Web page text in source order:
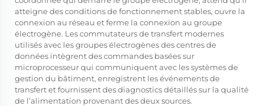
atteigne des conditions de fonctionnement stables, ouvre la
connexion au réseau et ferme la connexion au groupe
électrogène. Les commutateurs de transfert modernes
utilisés avec les groupes électrogènes des centres de
données intègrent des commandes basées sur
microprocesseur qui communiquent avec les systèmes de
gestion du bâtiment, enregistrent les événements de
transfert et fournissent des diagnostics détaillés sur la qualité
de l’alimentation provenant des deux sources.